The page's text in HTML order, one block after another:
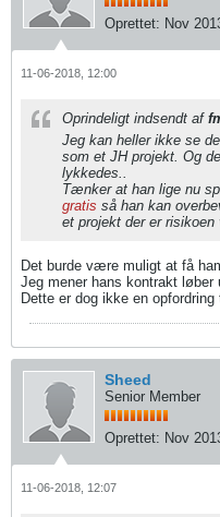
Oprettet: Nov
11-06-2018, 12:00
Oprindeligt indsendt af
Jeg kan heller ikke se
som et JH projekt. Og
lykkedes..
Tænker at han lige nu
gratis så han kan
et projekt der er
Det burde være muligt at få
Jeg mener hans kontrakt
Dette er dog ikke en
Sheed
Senior Member
Oprettet: Nov
11-06-2018, 12:07